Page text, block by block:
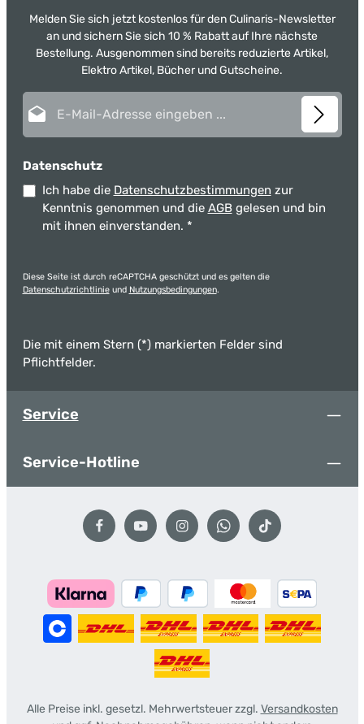
Melden Sie sich jetzt kostenlos für den Culinaris-Newsletter
an und sichern Sie sich 10 % Rabatt auf Ihre nächste
Bestellung. Ausgenommen sind bereits reduzierte Artikel,
Elektro Artikel, Bücher und Gutscheine.
Datenschutz
Ich habe die Datenschutzbestimmungen zur
Kenntnis genommen und die AGB gelesen und bin
mit ihnen einverstanden. *
Diese Seite ist durch reCAPTCHA geschützt und es gelten die
Datenschutzrichtlinieund Nutzungsbedingungen.
Die mit einem Stern (*) markierten Felder sind
Pflichtfelder.
Service
Service-Hotline
Alle Preise inkl. gesetzl. Mehrwertsteuer zzgl. Versandkosten